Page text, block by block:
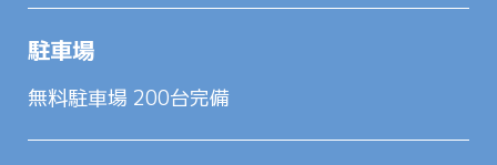
駐車場
無料駐車場 200台完備